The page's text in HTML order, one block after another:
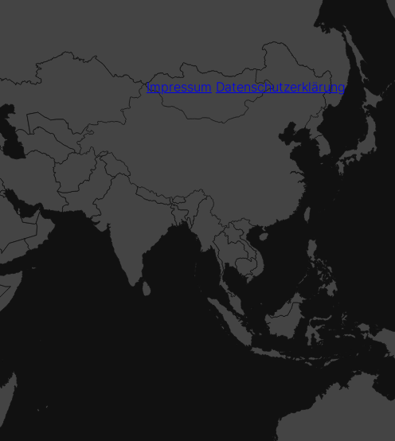
Impressum Datenschutzerklärung